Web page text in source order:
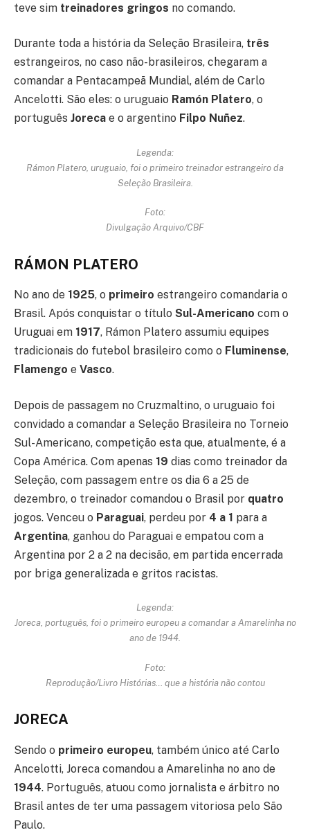
teve sim treinadores gringos no comando.
Durante toda a história da Seleção Brasileira, três
estrangeiros, no caso não-brasileiros, chegaram a
comandar a Pentacampeã Mundial, além de Carlo
Ancelotti. São eles: o uruguaio Ramón Platero, o
português Joreca e o argentino Filpo Nuñez.
Legenda:
Rámon Platero, uruguaio, foi o primeiro treinador estrangeiro da
Seleção Brasileira.
Foto:
Divulgação Arquivo/CBF
RÁMON PLATERO
No ano de 1925, o primeiro estrangeiro comandaria o
Brasil. Após conquistar o título Sul-Americano com o
Uruguai em 1917, Rámon Platero assumiu equipes
tradicionais do futebol brasileiro como o Fluminense,
Flamengo e Vasco.
Depois de passagem no Cruzmaltino, o uruguaio foi
convidado a comandar a Seleção Brasileira no Torneio
Sul-Americano, competição esta que, atualmente, é a
Copa América. Com apenas 19 dias como treinador da
Seleção, com passagem entre os dia 6 a 25 de
dezembro, o treinador comandou o Brasil por quatro
jogos. Venceu o Paraguai, perdeu por 4 a 1 para a
Argentina, ganhou do Paraguai e empatou com a
Argentina por 2 a 2 na decisão, em partida encerrada
por briga generalizada e gritos racistas.
Legenda:
Joreca, português, foi o primeiro europeu a comandar a Amarelinha no
ano de 1944.
Foto:
Reprodução/Livro Histórias… que a história não contou
JORECA
Sendo o primeiro europeu, também único até Carlo
Ancelotti, Joreca comandou a Amarelinha no ano de
1944. Português, atuou como jornalista e árbitro no
Brasil antes de ter uma passagem vitoriosa pelo São
Paulo.